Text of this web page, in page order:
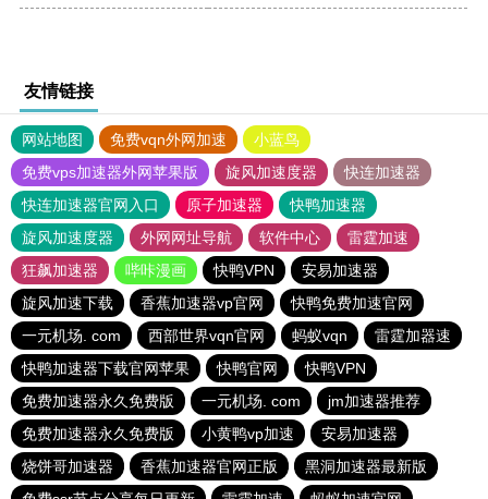
友情链接
网站地图 免费vqn外网加速
小蓝鸟
免费vps加速器外网苹果版
旋风加速度器
快连加速器
快连加速器官网入口
原子加速器
快鸭加速器
旋风加速度器
外网网址导航 软件中心
雷霆加速
狂飙加速器
哔咔漫画 快鸭VPN
安易加速器
旋风加速下载
香蕉加速器vp官网
快鸭免费加速官网
一元机场. com
西部世界vqn官网 蚂蚁vqn
雷霆加器速
快鸭加速器下载官网苹果
快鸭官网
快鸭VPN
免费加速器永久免费版
一元机场. com
jm加速器推荐
免费加速器永久免费版
小黄鸭vp加速
安易加速器
烧饼哥加速器
香蕉加速器官网正版
黑洞加速器最新版